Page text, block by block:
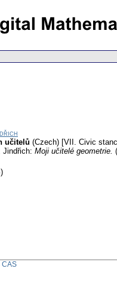
učitelů (Czech) [VII. Civic
Jindřich: Moji učitelé geometrie.
CAS